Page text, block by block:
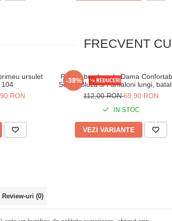
FRECVENT
ursulet
RON
-38%
Pijama bumbac de Dama
Set cu Bluza si Pantaloni lungi, batal,
16255
112,00 RON69,90 RON
IN STOC
VEZI VARIANTE
Review-uri (0)